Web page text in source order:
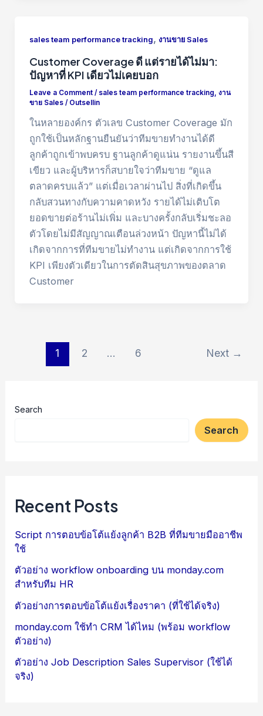
sales team performance tracking, งานขาย Sales
Customer Coverage ดี แต่รายได้ไม่มา:
ปัญหาที่ KPI เดียวไม่เคยบอก
Leave a Comment / sales team performance tracking, งาน
ขาย Sales/ Outsellin
ในหลายองค์กร ตัวเลข Customer Coverage มัก
ถูกใช้เป็นหลักฐานยืนยันว่าทีมขายทำงานได้ดี
ลูกค้าถูกเข้าพบครบ ฐานลูกค้าดูแน่น รายงานขึ้นสี
เขียว และผู้บริหารก็สบายใจว่าทีมขาย “ดูแล
ตลาดครบแล้ว” แต่เมื่อเวลาผ่านไป สิ่งที่เกิดขึ้น
กลับสวนทางกับความคาดหวัง รายได้ไม่เติบโต
ยอดขายต่อร้านไม่เพิ่ม และบางครั้งกลับเริ่มชะลอ
ตัวโดยไม่มีสัญญาณเตือนล่วงหน้า ปัญหานี้ไม่ได้
เกิดจากการที่ทีมขายไม่ทำงาน แต่เกิดจากการใช้
KPI เพียงตัวเดียวในการตัดสินสุขภาพของตลาด
Customer
pagination
1 2 … 6 Next →
Search
Search
Recent Posts
Script การตอบข้อโต้แย้งลูกค้า B2B ที่ทีมขายมืออาชีพ
ใช้
ตัวอย่าง workflow onboarding บน monday.com
สำหรับทีม HR
ตัวอย่างการตอบข้อโต้แย้งเรื่องราคา (ที่ใช้ได้จริง)
monday.com ใช้ทำ CRM ได้ไหม (พร้อม workflow
ตัวอย่าง)
ตัวอย่าง Job Description Sales Supervisor (ใช้ได้
จริง)